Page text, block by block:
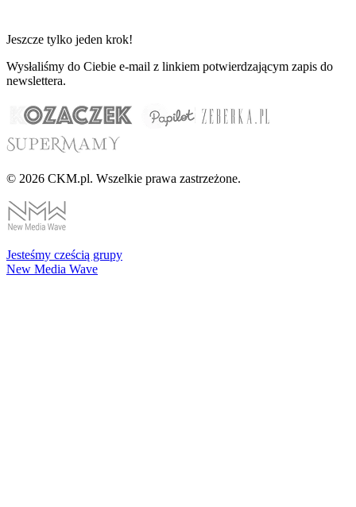
Jeszcze tylko jeden krok!
Wysłaliśmy do Ciebie e-mail z linkiem potwierdzającym zapis do
newslettera.
© 2026 CKM.pl. Wszelkie prawa zastrzeżone.
Jesteśmy cześcią grupy
New Media Wave